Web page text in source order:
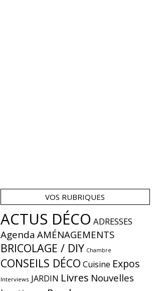
VOS RUBRIQUES
ACTUS DÉCO ADRESSES
Agenda AMÉNAGEMENTS
BRICOLAGE / DIY Chambre
CONSEILS DÉCO Cuisine Expos
Interviews JARDIN Livres Nouvelles